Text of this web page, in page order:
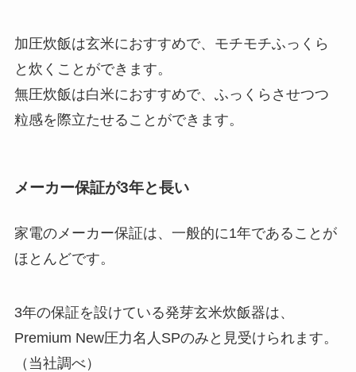
加圧炊飯は玄米におすすめで、モチモチふっくら
と炊くことができます。
無圧炊飯は白米におすすめで、ふっくらさせつつ
粒感を際立たせることができます。
メーカー保証が3年と長い
家電のメーカー保証は、一般的に1年であることが
ほとんどです。
3年の保証を設けている発芽玄米炊飯器は、
Premium New圧力名人SPのみと見受けられます。
（当社調べ）